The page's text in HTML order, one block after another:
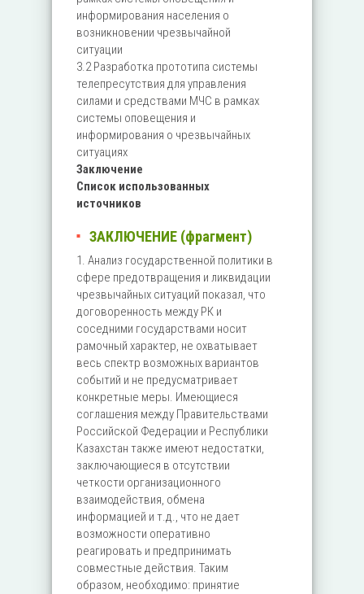
информирования населения о
возникновении чрезвычайной
ситуации
3.2 Разработка прототипа системы
телепресутствия для управления
силами и средствами МЧС в рамках
системы оповещения и
информирования о чрезвычайных
ситуациях
Заключение
Список использованных
источников
ЗАКЛЮЧЕНИЕ (фрагмент)
1. Анализ государственной политики в
сфере предотвращения и ликвидации
чрезвычайных ситуаций показал, что
договоренность между РК и
соседними государствами носит
рамочный характер, не охватывает
весь спектр возможных вариантов
событий и не предусматривает
конкретные меры. Имеющиеся
соглашения между Правительствами
Российской Федерации и Республики
Казахстан также имеют недостатки,
заключающиеся в отсутствии
четкости организационного
взаимодействия, обмена
информацией и т.д., что не дает
возможности оперативно
реагировать и предпринимать
совместные действия. Таким
образом, необходимо: принятие